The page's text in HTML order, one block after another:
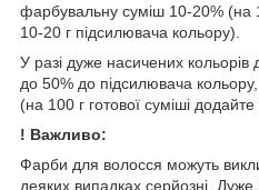
фарбувальну суміш 10-20% (на
10-20 г підсилювача кольору).
У разі дуже насичених
до 50% до підсилювача
(на 100 г готової суміші
! Важливо:
Фарби для волосся можуть
деяких випадках серйозні.